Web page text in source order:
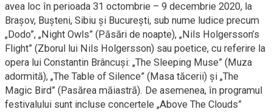
avea loc în perioada 31 octombrie – 9 decembrie 2020, la
Brașov, Bușteni, Sibiu și București, sub nume ludice precum
„Dodo”, „Night Owls” (Păsări de noapte), „Nils Holgersson’s
Flight” (Zborul lui Nils Holgersson) sau poetice, cu referire la
opera lui Constantin Brâncuși: „The Sleeping Muse” (Muza
adormită), „The Table of Silence” (Masa tăcerii) și „The
Magic Bird” (Pasărea măiastră). De asemenea, în programul
festivalului sunt incluse concertele „Above The Clouds”